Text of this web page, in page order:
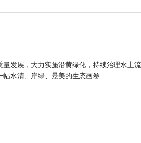
发展，大力实施沿黄绿化，持续治理水土流
水清、岸绿、景美的生态画卷